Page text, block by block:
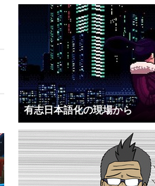
有志日本語化の現場から